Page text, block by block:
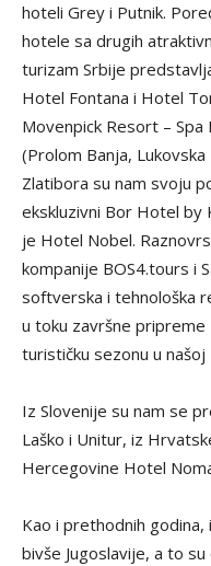
hoteli Grey i Putnik.
hotele sa drugih
turizam Srbije
Hotel Fontana i Hotel
Movenpick Resort – Spa
(Prolom Banja, Lukovska
Zlatibora su nam svoju
ekskluzivni Bor Hotel by
je Hotel Nobel.
kompanije BOS4.tours i
softverska i tehnološka
u toku završne pripreme
turističku sezonu u našoj
Iz Slovenije su nam se
Laško i Unitur, iz
Hercegovine Hotel
Kao i prethodnih godina,
bivše Jugoslavije, a to